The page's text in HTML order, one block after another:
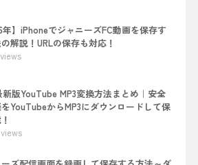
年】iPhoneでジャニーズFC動画を保存す
解説！URLの保存も対応！
新版YouTube MP3変換方法まとめ｜安全
YouTubeからMP3にダウンロードして保